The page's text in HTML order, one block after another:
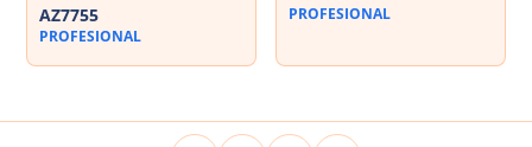
AZ7755
PROFESIONAL
PROFESIONAL